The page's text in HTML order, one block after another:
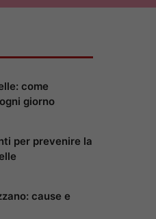
come
giorno
per prevenire la
cause e